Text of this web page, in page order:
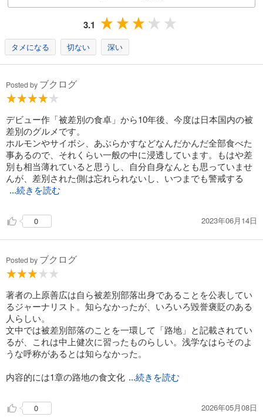
3.1
タメになる 切ない 深い
Posted by ブクログ
デビュー作「被差別の食卓」から10年後、今度は日本国内の被
差別のグルメです。
ホルモンやサイボシ、あぶらかすなどなんだかんだ全部食べた
事あるので、それくらい一般の中に浸透しています。もはや差
別も相当薄れていると思うし、自分自身なんとも思っていませ
んが、差別された側は忘れられないし、いつまでも警戒する
...続きを読む
0 2023年06月14日
Posted by ブクログ
著者の上原善広は自ら被差別部落出身であることを公表してい
るジャーナリスト。知らなかったが、いろいろ毀誉褒貶のある
人らしい。
文中では被差別部落のことを一環して「路地」と記載されてい
るが、これは中上健次に習ったものらしい。浅学なはらそのよ
うな呼称があるとは知らなかった。
内容的には1章の路地の食文化 ...続きを読む
0 2026年05月08日